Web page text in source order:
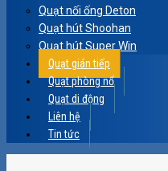
Quạt nối ống Deton
Quạt hút Shoohan
Quạt hút Super Win
Quạt gián tiếp
Quạt phòng nổ
Quạt di động
Liên hệ
Tin tức